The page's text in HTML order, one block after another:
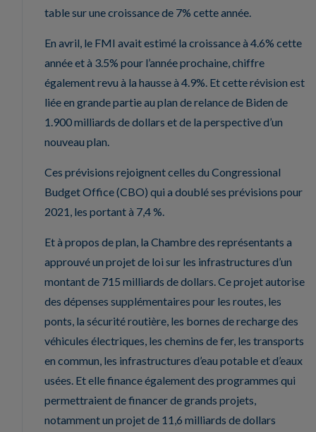
table sur une croissance de 7% cette année.
En avril, le FMI avait estimé la croissance à 4.6% cette
année et à 3.5% pour l’année prochaine, chiffre
également revu à la hausse à 4.9%. Et cette révision est
liée en grande partie au plan de relance de Biden de
1.900 milliards de dollars et de la perspective d’un
nouveau plan.
Ces prévisions rejoignent celles du Congressional
Budget Office (CBO) qui a doublé ses prévisions pour
2021, les portant à 7,4 %.
Et à propos de plan, la Chambre des représentants a
approuvé un projet de loi sur les infrastructures d’un
montant de 715 milliards de dollars. Ce projet autorise
des dépenses supplémentaires pour les routes, les
ponts, la sécurité routière, les bornes de recharge des
véhicules électriques, les chemins de fer, les transports
en commun, les infrastructures d’eau potable et d’eaux
usées. Et elle finance également des programmes qui
permettraient de financer de grands projets,
notamment un projet de 11,6 milliards de dollars